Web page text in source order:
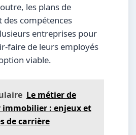
les plans de
des compétences
entreprises pour
faire de leurs employés
viable.
Le métier de
immobilier : enjeux et
de carrière